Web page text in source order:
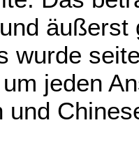
wurde
jeden
und